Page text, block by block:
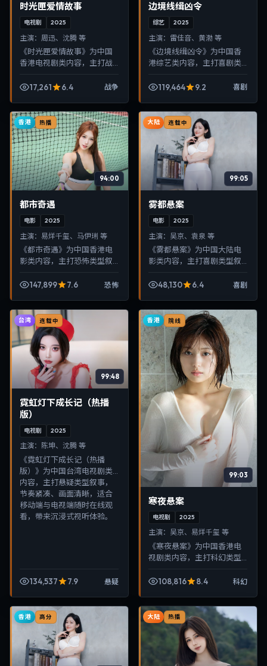
时光匣爱情故事
电视剧 2025
主演： 周迅、沈腾 等
《时光匣爱情故事》为中国
香港电视剧类内容，主打战
面清晰，适合移动端与电视
17,261 6.4 战争
边境线缉凶令
综艺 2025
主演： 雷佳音、黄渤 等
《边境线缉凶令》为中国香
港综艺类内容，主打喜剧类
晰，适合移动端与电视端随
119,464 9.2 喜剧
香港 热播
94:00
都市奇遇
电影 2025
主演： 易烊千玺、马伊琍 等
《都市奇遇》为中国香港电
影类内容，主打恐怖类型叙
适合移动端与电视端随时在
147,899 7.6 恐怖
大陆 连载中
99:05
雾都悬案
电影 2025
主演： 吴京、袁泉 等
《雾都悬案》为中国大陆电
影类内容，主打喜剧类型叙
适合移动端与电视端随时在
48,130 6.4 喜剧
台湾 连载中
99:48
霓虹灯下成长记（热播
版）
电视剧 2025
主演： 陈坤、沈腾 等
《霓虹灯下成长记（热播
版）》为中国台湾电视剧类
内容，主打悬疑类型叙事，
节奏紧凑、画面清晰，适合
移动端与电视端随时在线观
看，带来沉浸式视听体验。
134,537 7.9 悬疑
香港 院线
99:03
寒夜悬案
电视剧 2025
主演： 吴京、易烊千玺 等
《寒夜悬案》为中国香港电
视剧类内容，主打科幻类型
晰，适合移动端与电视端随
108,816 8.4 科幻
香港 高分 大陆 热播